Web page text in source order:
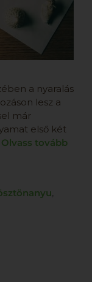
a nyaralás
lesz a
már
első két
Olvass tovább
,